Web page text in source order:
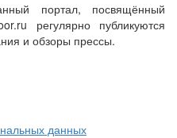
портал, посвящённый
регулярно публикуются
и обзоры прессы.
данных